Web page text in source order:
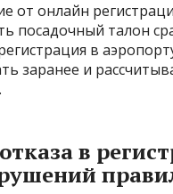
от онлайн
посадочный талон
в
заранее и
в